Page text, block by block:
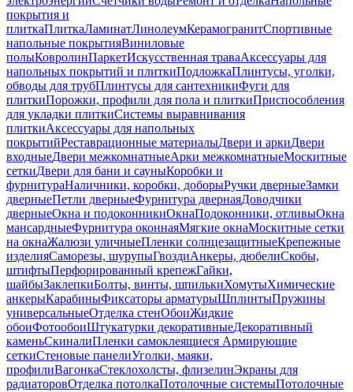
покрытия и
плиткаПлиткаЛаминатЛинолеумКерамогранитСпортивные
напольные покрытияВиниловые
полыКовролинПаркетИскусственная траваАксессуары для
напольных покрытий и плиткиПодложкаПлинтусы, уголки,
обводы для трубПлинтусы для сантехникиФуги для
плиткиПорожки, профили для пола и плиткиПриспособления
для укладки плиткиСистемы выравнивания
плиткиАксессуары для напольных
покрытийРеставрационные материалыДвери и аркиДвери
входныеДвери межкомнатныеАрки межкомнатныеМоскитные
сеткиДвери для бани и сауныКоробки и
фурнитураНаличники, коробки, доборыРучки дверныеЗамки
дверныеПетли дверныеФурнитура двернаяДоводчики
дверныеОкна и подоконникиОкнаПодоконники, отливыОкна
мансардныеФурнитура оконнаяМягкие окнаМоскитные сетки
на окнаЖалюзи уличныеПленки солнцезащитныеКрепежные
изделияСаморезы, шурупыГвоздиАнкеры, дюбелиСкобы,
штифтыПерфорированный крепежГайки,
шайбыЗаклепкиБолты, винты, шпилькиХомутыХимические
анкерыКарабиныФиксаторы арматурыШплинтыПружины
универсальныеОтделка стенОбоиЖидкие
обоиФотообоиШтукатурки декоративныеДекоративный
каменьСкиналиПленки самоклеящиеся Армирующие
сеткиСтеновые панелиУголки, маяки,
профилиВагонкаСтеклохолсты, флизелинЭкраны для
радиаторовОтделка потолкаПотолочные системыПотолочные